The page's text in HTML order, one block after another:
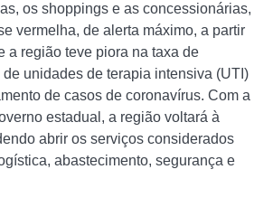
os shoppings e as concessionárias,
vermelha, de alerta máximo, a partir
a região teve piora na taxa de
unidades de terapia intensiva (UTI)
de casos de coronavírus. Com a
estadual, a região voltará à
abrir os serviços considerados
abastecimento, segurança e